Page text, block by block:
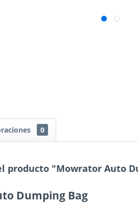
0
producto "Mowrator Auto
Dumping Bag